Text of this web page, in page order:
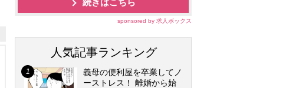
続きはこちら
sponsored by 求人ボックス
人気記事ランキング
義母の便利屋を卒業してノ
ーストレス！ 離婚から始